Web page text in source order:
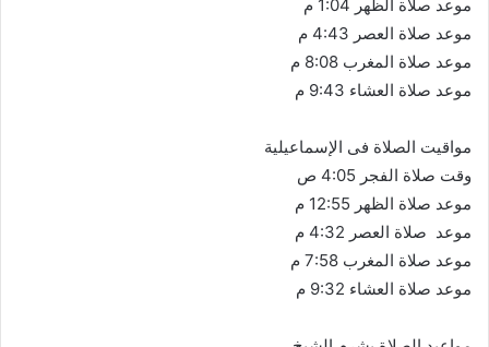
موعد صلاة الظهر 1:04 م
موعد صلاة العصر 4:43 م
موعد صلاة المغرب 8:08 م
موعد صلاة العشاء 9:43 م
مواقيت الصلاة فى الإسماعيلية
وقت صلاة الفجر 4:05 ص
موعد صلاة الظهر 12:55 م
موعد صلاة العصر 4:32 م
موعد صلاة المغرب 7:58 م
موعد صلاة العشاء 9:32 م